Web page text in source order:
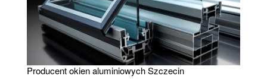
Producent okien aluminiowych Szczecin